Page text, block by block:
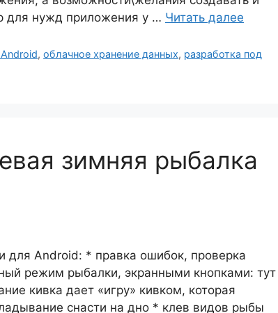
для нужд приложения у … Читать далее
,облачное хранение данных, разработка под
зимняя рыбалка
для Android: * правка ошибок, проверка
режим рыбалки, экранными кнопками: тут
кивка дает «игру» кивком, которая
снасти на дно * клев видов рыбы